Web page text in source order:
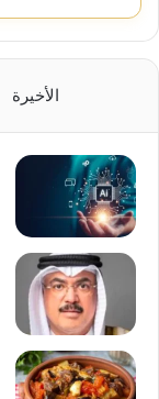
الأخيرة